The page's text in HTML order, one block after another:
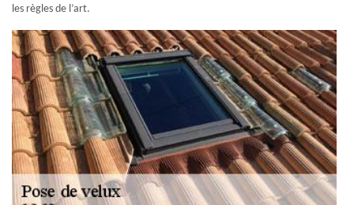
les règles de l’art.